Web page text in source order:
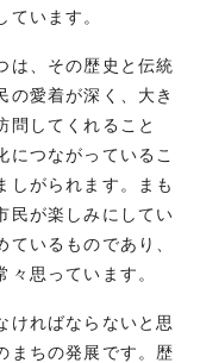
います。
は、その歴史と伝統
の愛着が深く、大き
問してくれること
につながっているこ
しがられます。まも
民が楽しみにしてい
いるものであり、
思っています。
ければならないと思
まちの発展です。歴